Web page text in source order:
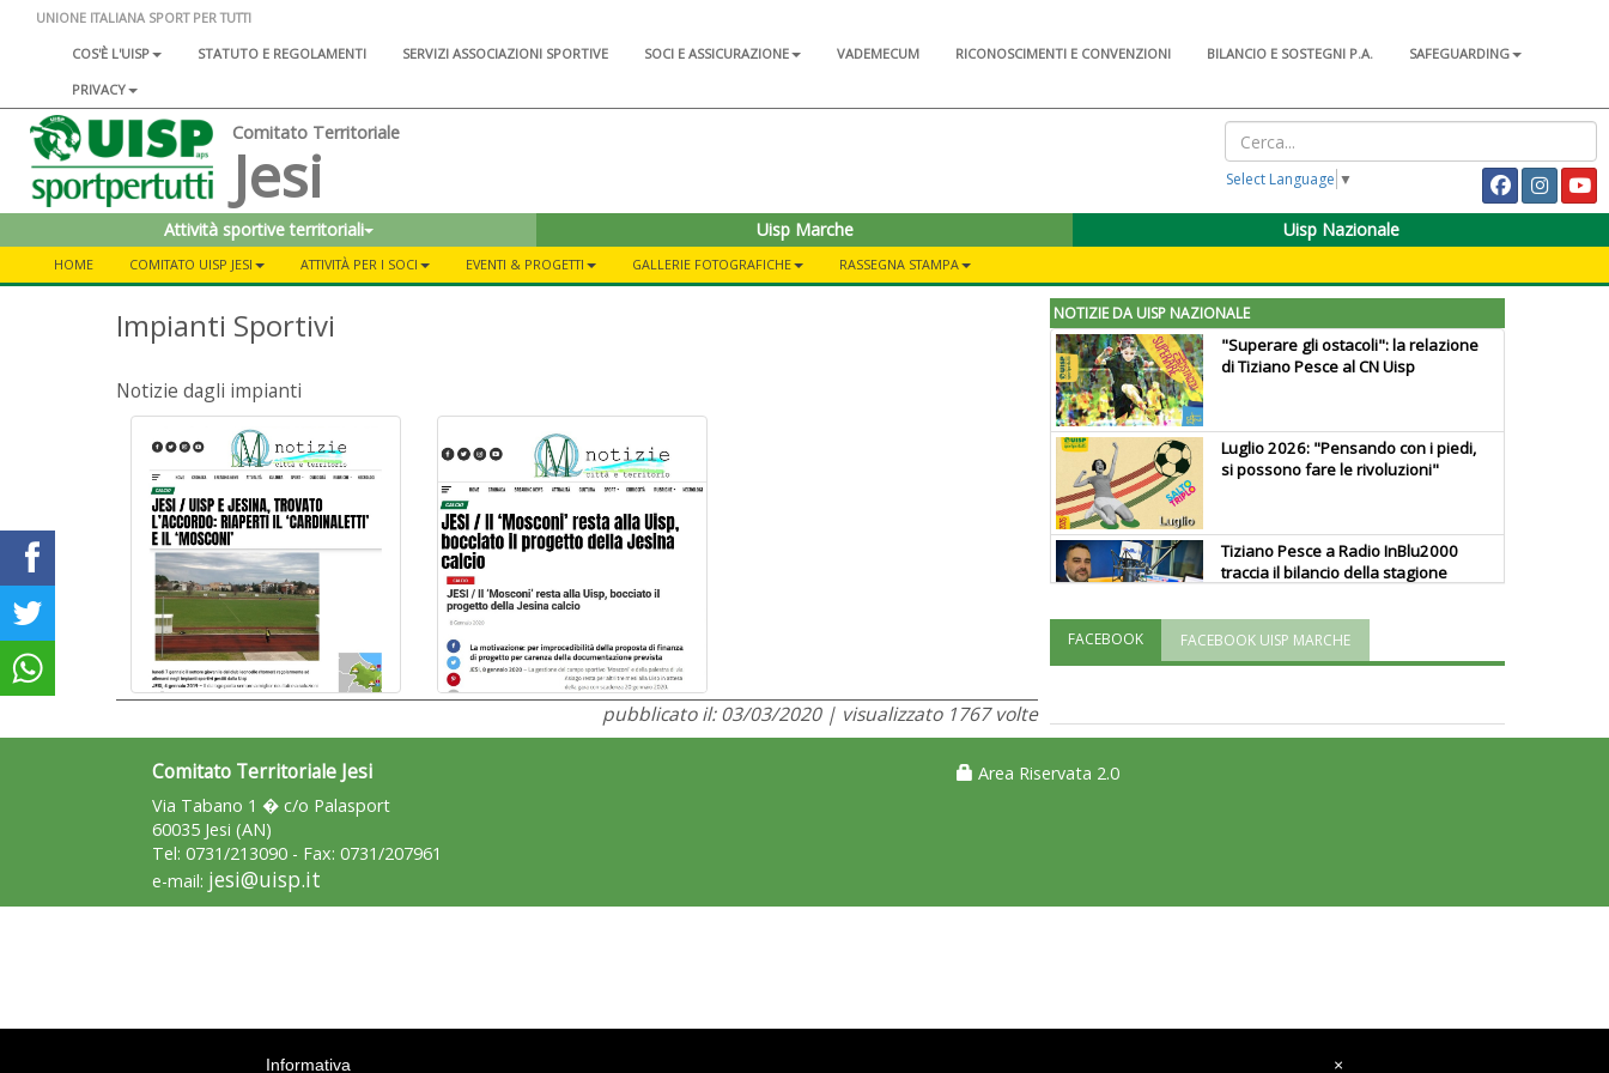
UNIONE ITALIANA SPORT PER TUTTI
COS'È L'UISP
STATUTO E REGOLAMENTI SERVIZI ASSOCIAZIONI SPORTIVE SOCI E ASSICURAZIONE VADEMECUM RICONOSCIMENTI E CONVENZIONI BILANCIO E SOSTEGNI P.A.
SAFEGUARDING
PRIVACY
Comitato Territoriale
Jesi Select Language ▼
Attività sportive territoriali Uisp Marche Uisp Nazionale
HOME COMITATO UISP JESI ATTIVITÀ PER I SOCI EVENTI & PROGETTI GALLERIE FOTOGRAFICHE RASSEGNA STAMPA
Impianti Sportivi
Notizie dagli impianti
pubblicato il: 03/03/2020 | visualizzato 1767 volte
NOTIZIE DA UISP NAZIONALE
"Superare gli ostacoli": la relazione
di Tiziano Pesce al CN Uisp
Luglio 2026: "Pensando con i piedi,
si possono fare le rivoluzioni"
Tiziano Pesce a Radio InBlu2000
traccia il bilancio della stagione
a Roma
FACEBOOK FACEBOOK UISP MARCHE
Comitato Territoriale Jesi
Via Tabano 1 � c/o Palasport
60035 Jesi (AN)
Tel: 0731/213090 - Fax: 0731/207961
e-mail: jesi@uisp.it
Area Riservata 2.0
×
Informativa